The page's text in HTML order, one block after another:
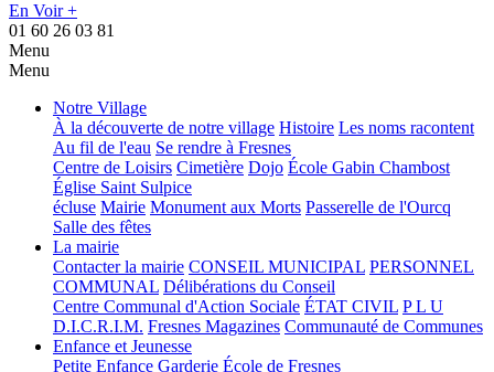
En Voir +
01 60 26 03 81
Menu
Menu
Notre Village
À la découverte de notre village Histoire Les noms racontent
Au fil de l'eau Se rendre à Fresnes
Centre de Loisirs Cimetière Dojo École Gabin Chambost
Église Saint Sulpice
écluse Mairie Monument aux Morts Passerelle de l'Ourcq
Salle des fêtes
La mairie
Contacter la mairie CONSEIL MUNICIPAL PERSONNEL
COMMUNAL Délibérations du Conseil
Centre Communal d'Action Sociale ÉTAT CIVIL P L U
D.I.C.R.I.M. Fresnes Magazines Communauté de Communes
Enfance et Jeunesse
Petite Enfance Garderie École de Fresnes